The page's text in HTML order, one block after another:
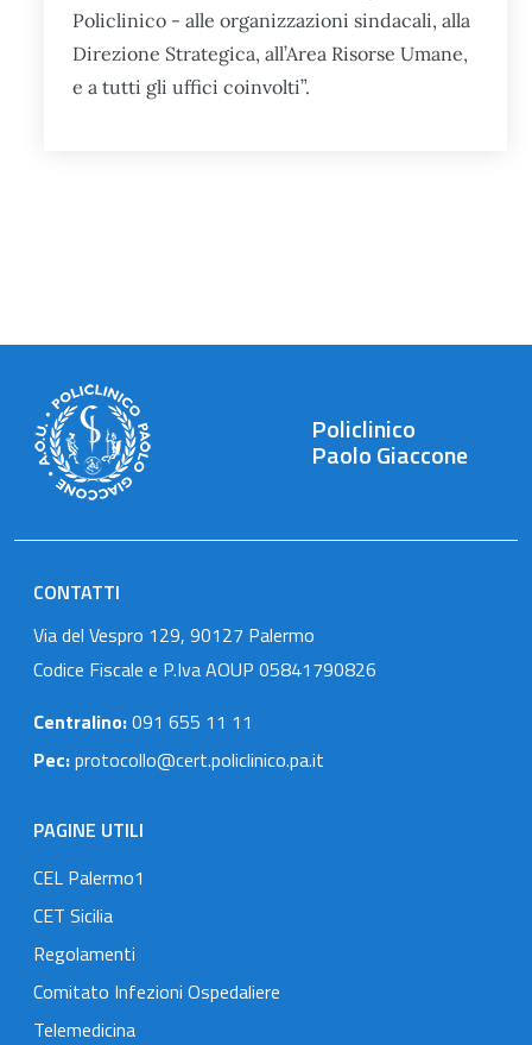
Policlinico - alle organizzazioni sindacali, alla
Direzione Strategica, all’Area Risorse Umane,
e a tutti gli uffici coinvolti”.
Policlinico
Paolo Giaccone
CONTATTI
Via del Vespro 129, 90127 Palermo
Codice Fiscale e P.Iva AOUP 05841790826
Centralino:091 655 11 11
Pec:protocollo@cert.policlinico.pa.it
PAGINE UTILI
CEL Palermo1
CET Sicilia
Regolamenti
Comitato Infezioni Ospedaliere
Telemedicina